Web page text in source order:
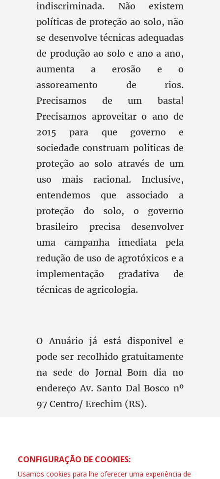
indiscriminada. Não existem
políticas de proteção ao solo, não
se desenvolve técnicas adequadas
de produção ao solo e ano a ano,
aumenta a erosão e o
assoreamento de rios.
Precisamos de um basta!
Precisamos aproveitar o ano de
2015 para que governo e
sociedade construam politicas de
proteção ao solo através de um
uso mais racional. Inclusive,
entendemos que associado a
proteção do solo, o governo
brasileiro precisa desenvolver
uma campanha imediata pela
redução de uso de agrotóxicos e a
implementação gradativa de
técnicas de agricologia.
O Anuário já está disponivel e
pode ser recolhido gratuitamente
na sede do Jornal Bom dia no
endereço Av. Santo Dal Bosco nº
97 Centro/ Erechim (RS).
CONFIGURAÇÃO DE COOKIES:
Usamos cookies para lhe oferecer uma experiência de